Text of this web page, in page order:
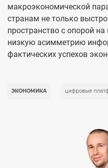
макроэкономической
странам не только
пространство с опорой
низкую асимметрию
фактических успехов
ЭКОНОМИКА цифровые